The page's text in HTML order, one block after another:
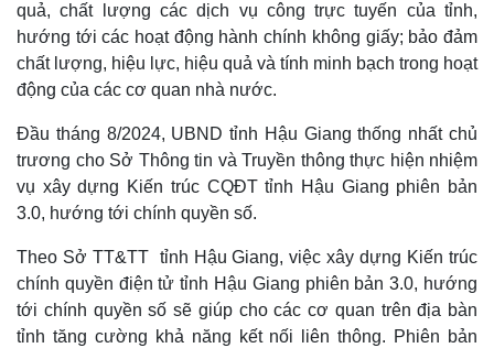
quả, chất lượng các dịch vụ công trực tuyến của tỉnh,
hướng tới các hoạt động hành chính không giấy; bảo đảm
chất lượng, hiệu lực, hiệu quả và tính minh bạch trong hoạt
động của các cơ quan nhà nước.
Đầu tháng 8/2024, UBND tỉnh Hậu Giang thống nhất chủ
trương cho Sở Thông tin và Truyền thông thực hiện nhiệm
vụ xây dựng Kiến trúc CQĐT tỉnh Hậu Giang phiên bản
3.0, hướng tới chính quyền số.
Theo Sở TT&TT tỉnh Hậu Giang, việc xây dựng Kiến trúc
chính quyền điện tử tỉnh Hậu Giang phiên bản 3.0, hướng
tới chính quyền số sẽ giúp cho các cơ quan trên địa bàn
tỉnh tăng cường khả năng kết nối liên thông. Phiên bản